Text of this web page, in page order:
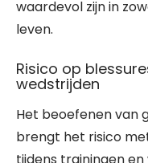
waardevol zijn in
leven.
Risico op
wedstrijden
Het beoefenen van
brengt het risico